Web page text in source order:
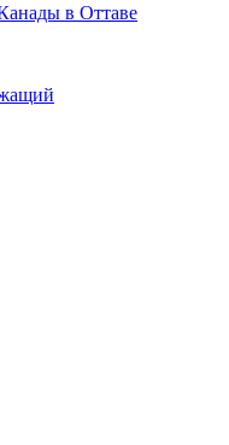
в Оттаве